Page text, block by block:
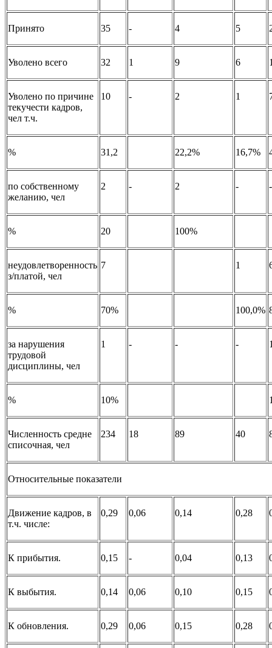
Принято 35 - 4 5
Уволено всего 32 1 9 6
Уволено по причине
текучести кадров,
чел т.ч.
10 - 2 1
% 31,2 22,2% 16,7%
по собственному
желанию, чел
2 - 2 - -
% 20 100%
неудовлетворенность
з/платой, чел
7 1
% 70% 100,0%
за нарушения
трудовой
дисциплины, чел
1 - - -
% 10%
Численность средне
списочная, чел
234 18 89 40
Относительные показатели
Движение кадров, в
т.ч. числе:
0,29 0,06 0,14 0,28
К прибытия. 0,15 - 0,04 0,13
К выбытия. 0,14 0,06 0,10 0,15
К обновления. 0,29 0,06 0,15 0,28